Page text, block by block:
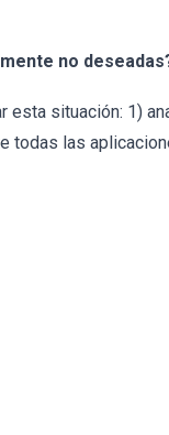
no
situación: 1)
todas las